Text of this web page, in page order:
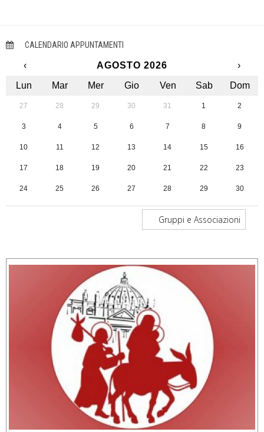
CALENDARIO APPUNTAMENTI
‹ AGOSTO 2026
›
Lun
Mar Mer Gio Ven Sab Dom
27 28 29 30 31 1 2
3 4 5 6 7 8 9
10 11 12 13 14 15 16
17 18 19 20 21 22 23
24 25 26 27 28 29 30
4 5 6
Gruppi e Associazioni